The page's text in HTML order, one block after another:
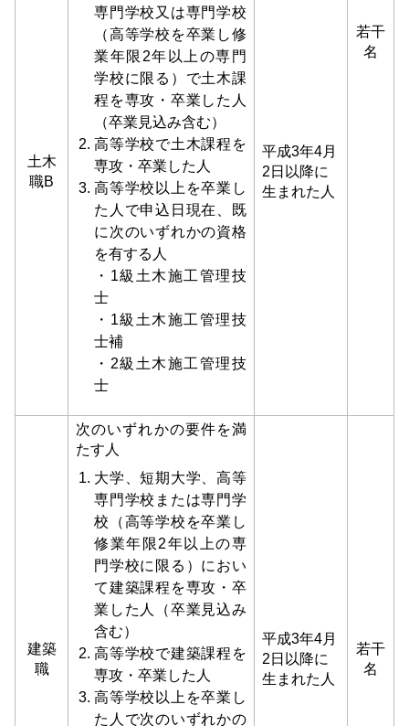
若干
名
土木
職B
専門学校⼜は専門学校
（高等学校を卒業し修
業年限2年以上の専門
学校に限る）で土木課
程を専攻・卒業した⼈
（卒業⾒込み含む）
高等学校で土木課程を
専攻・卒業した⼈
高等学校以上を卒業し
た⼈で申込日現在、既
に次のいずれかの資格
を有する⼈
・1級土木施⼯管理技
士
・1​​級土木施工管理技
士補
・2級土木施⼯管理技
士
平成3年4月
2日以降に
生まれた人
建築
職
次のいずれかの要件を満
たす人
大学、短期大学、高等
専門学校または専門学
校（高等学校を卒業し
修業年限2年以上の専
門学校に限る）におい
て建築課程を専攻・卒
業した人（卒業見込み
含む）
高等学校で建築課程を
専攻・卒業した人
高等学校以上を卒業し
た人で次のいずれかの
平成3年4月
2日以降に
生まれた人
若干
名